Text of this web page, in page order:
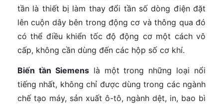
tần là thiết bị làm thay đổi tần số dòng điện đặt
lên cuộn dây bên trong động cơ và thông qua đó
có thể điều khiển tốc độ động cơ một cách vô
cấp, không cần dùng đến các hộp số cơ khí.
Biến tần Siemenslà một trong những loại nổi
tiếng nhất, không chỉ được dùng trong các ngành
chế tạo máy, sản xuất ô-tô, ngành dệt, in, bao bì